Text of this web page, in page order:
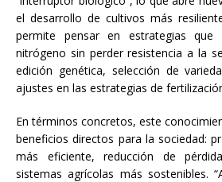
el desarrollo de cultivos más
permite pensar en estrategias
nitrógeno sin perder resistencia a la
edición genética, selección de
ajustes en las estrategias de
En términos concretos, este
beneficios directos para la sociedad:
más eficiente, reducción de
sistemas agrícolas más sostenibles.